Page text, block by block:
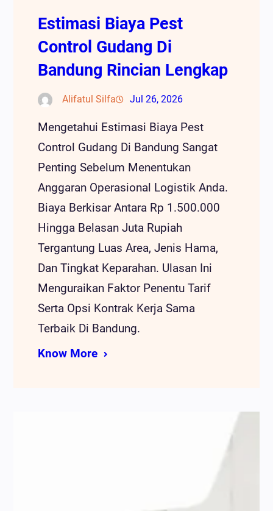
Estimasi Biaya Pest
Control Gudang Di
Bandung Rincian Lengkap
Alifatul Silfa Jul 26, 2026
Mengetahui Estimasi Biaya Pest
Control Gudang Di Bandung Sangat
Penting Sebelum Menentukan
Anggaran Operasional Logistik Anda.
Biaya Berkisar Antara Rp 1.500.000
Hingga Belasan Juta Rupiah
Tergantung Luas Area, Jenis Hama,
Dan Tingkat Keparahan. Ulasan Ini
Menguraikan Faktor Penentu Tarif
Serta Opsi Kontrak Kerja Sama
Terbaik Di Bandung.
Know More